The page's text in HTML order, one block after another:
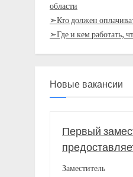
области
➣Кто должен
➣Где и кем работать,
Новые вакансии
Первый
Заместитель